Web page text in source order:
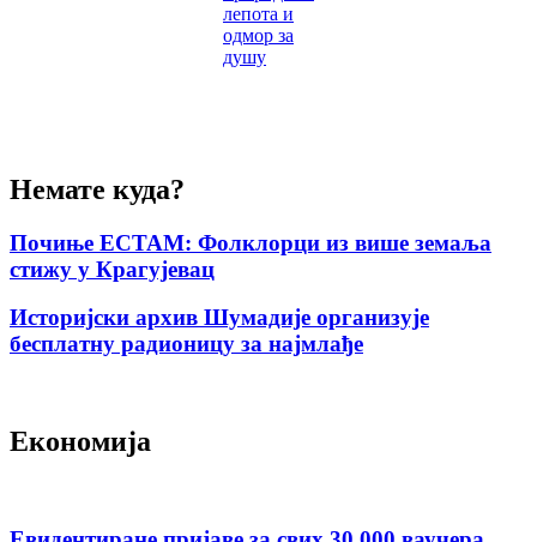
лепота и
одмор за
душу
Немате куда?
Почиње ЕСТАМ: Фолклорци из више земаља
стижу у Крагујевац
Историјски архив Шумадије организује
бесплатну радионицу за најмлађе
Економија